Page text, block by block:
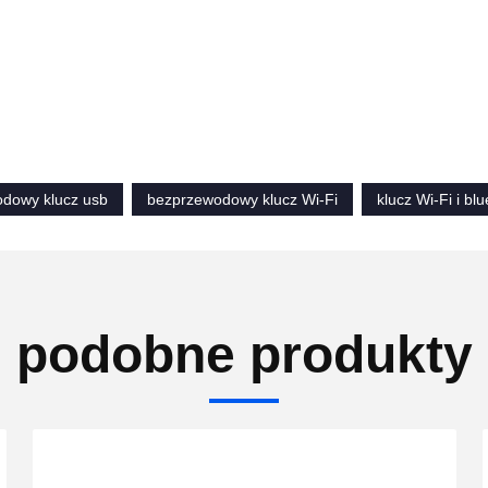
klucz usb
bezprzewodowy klucz Wi-Fi klucz Wi-Fi i
podobne produkty